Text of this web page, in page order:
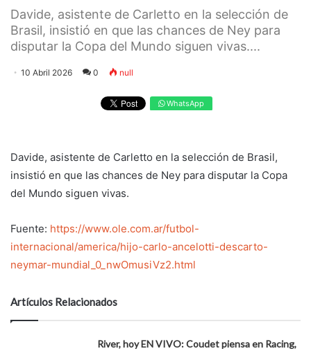
Davide, asistente de Carletto en la selección de
Brasil, insistió en que las chances de Ney para
disputar la Copa del Mundo siguen vivas....
10 Abril 2026 0 null
WhatsApp
Davide, asistente de Carletto en la selección de Brasil,
insistió en que las chances de Ney para disputar la Copa
del Mundo siguen vivas.
Fuente: https://www.ole.com.ar/futbol-
internacional/america/hijo-carlo-ancelotti-descarto-
neymar-mundial_0_nwOmusiVz2.html
Artículos Relacionados
River, hoy EN VIVO: Coudet piensa en Racing,